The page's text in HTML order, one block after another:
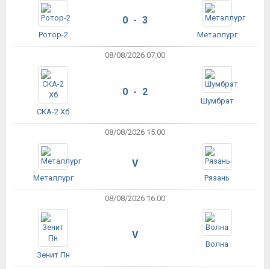
Ротор-2
0 - 3
Металлург
08/08/2026 07:00
СКА-2 Хб
0 - 2
Шумбрат
08/08/2026 15:00
Металлург
V
Рязань
08/08/2026 16:00
Зенит Пн
V
Волна